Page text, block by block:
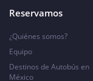
Reservamos
¿Quiénes somos?
Equipo
Destinos de Autobús en
México